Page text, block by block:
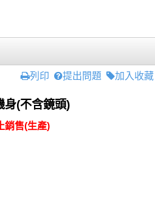
列印 提出問題 加入收藏
身(不含鏡頭)
銷售(生產)